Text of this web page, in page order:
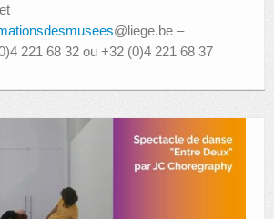
@liege.be –
221 68 32 ou +32 (0)4 221 68 37